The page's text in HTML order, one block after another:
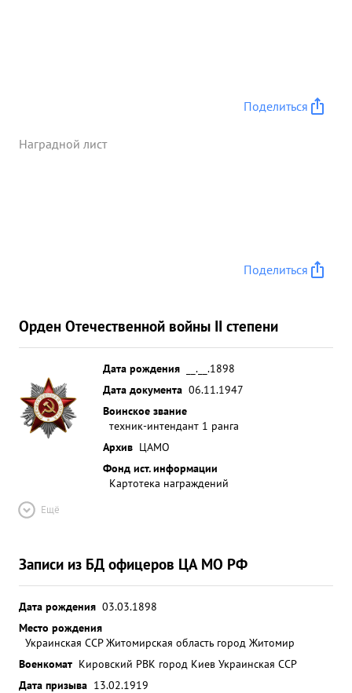
Поделиться
Наградной лист
Поделиться
Орден Отечественной войны II степени
Дата рождения
__.__.1898
Дата документа 06.11.1947
Воинское звание
техник-интендант 1 ранга
Архив ЦАМО
Фонд ист. информации
Картотека награждений
Ещё
Записи из БД офицеров ЦА МО РФ
Дата рождения 03.03.1898
Место рождения
Украинская ССР Житомирская область город Житомир
Военкомат Кировский РВК город Киев Украинская ССР
Дата призыва 13.02.1919